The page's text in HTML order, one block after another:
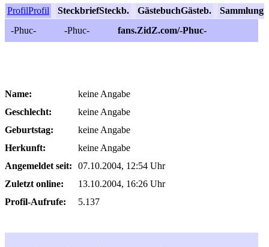
ProfilProfil SteckbriefSteckb. GästebuchGästeb. Sammlung
-Phuc-
-Phuc- fans.ZidZ.com/-Phuc-
Name:
keine Angabe
Geschlecht:
keine Angabe
Geburtstag:
keine Angabe
Herkunft:
keine Angabe
Angemeldet seit:
07.10.2004, 12:54 Uhr
Zuletzt online:
13.10.2004, 16:26 Uhr
Profil-Aufrufe:
5.137